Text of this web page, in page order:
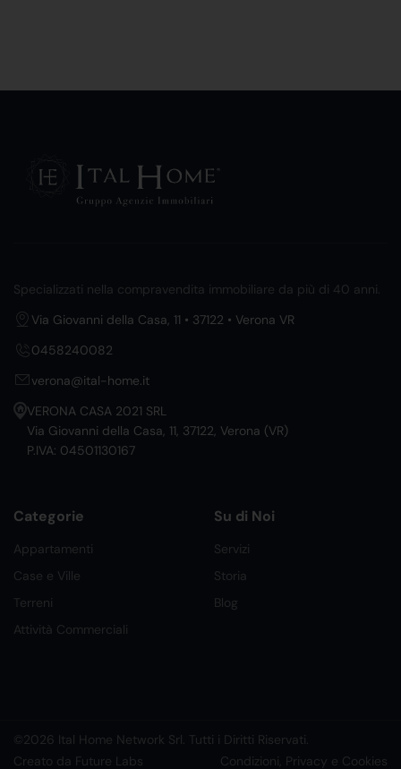
Specializzati nella compravendita immobiliare da più di 40 anni.
Via Giovanni della Casa, 11 • 37122 • Verona VR
0458240082
verona@ital-home.it
VERONA CASA 2021 SRL
Via Giovanni della Casa, 11, 37122, Verona (VR)
P.IVA: 04501130167
Categorie
Appartamenti
Case e Ville
Terreni
Attività Commerciali
Su di Noi
Servizi
Storia
Blog
©2026 Ital Home Network Srl. Tutti i Diritti Riservati.
Creato da Future Labs
Condizioni, Privacy e Cookies